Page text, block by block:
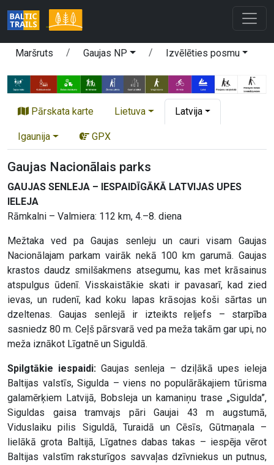
Maršruts Gaujas NP Izvēlēties posmu
Pārskata karte Lietuva Latvija
Igaunija GPX
Gaujas Nacionālais parks
GAUJAS SENLEJA – IESPAIDĪGĀKĀ LATVIJAS UPES
IELEJA
Rāmkalni – Valmiera: 112 km, 4.–8. diena
Mežtaka ved pa Gaujas senleju un cauri visam Gaujas
Nacionālajam parkam vairāk nekā 100 km garumā. Gaujas
krastos daudz smilšakmens atsegumu, kas met krāsainus
atspulgus ūdenī. Visskaistākie skati ir pavasarī, kad zied
ievas, un rudenī, kad koku lapas krāsojas koši sārtas un
dzeltenas. Gaujas senlejā ir izteikts reljefs – starpība
sasniedz 80 m. Ceļš pārsvarā ved pa meža takām gar upi, no
meža iznākot Līgatnē un Siguldā.
Spilgtākie iespaidi: Gaujas senleja – dziļākā upes ieleja
Baltijas valstīs, Sigulda – viens no populārākajiem tūrisma
galamērķiem Latvijā, Bobsleja un kamaniņu trase „Sigulda”,
Siguldas gaisa tramvajs pāri Gaujai 43 m augstumā,
Viduslaiku pilis Siguldā, Turaidā un Cēsīs, Gūtmaņala –
lielākā grota Baltijā, Līgatnes dabas takas – iespēja vērot
Baltijas valstīm raksturīgos savvaļas dzīvniekus un putnus,